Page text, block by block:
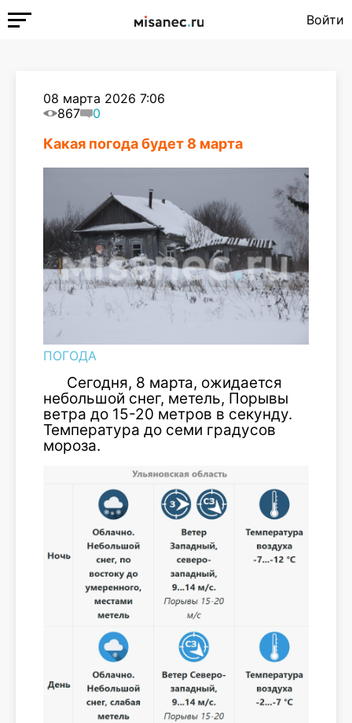
Войти
08 марта 2026 7:06
867
0
Какая погода будет 8 марта
ПОГОДА
Сегодня, 8 марта, ожидается
небольшой снег, метель, Порывы
ветра до 15-20 метров в секунду.
Температура до семи градусов
мороза.